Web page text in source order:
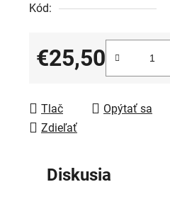
Kód:
€25,50
Jednotková cena:
Tlač Opýtať sa
Zdieľať
Diskusia